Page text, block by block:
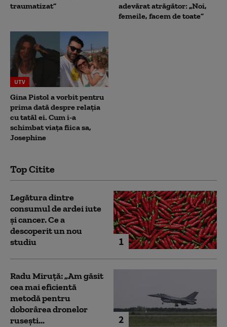
traumatizat”
adevărat atrăgător: „Noi,
femeile, facem de toate”
UTV
Gina Pistol a vorbit pentru
prima dată despre relația
cu tatăl ei. Cum i-a
schimbat viața fiica sa,
Josephine
Top Citite
1
Legătura dintre
consumul de ardei iute
și cancer. Ce a
descoperit un nou
studiu
2
Radu Miruță: „Am găsit
cea mai eficientă
metodă pentru
doborârea dronelor
rusești...